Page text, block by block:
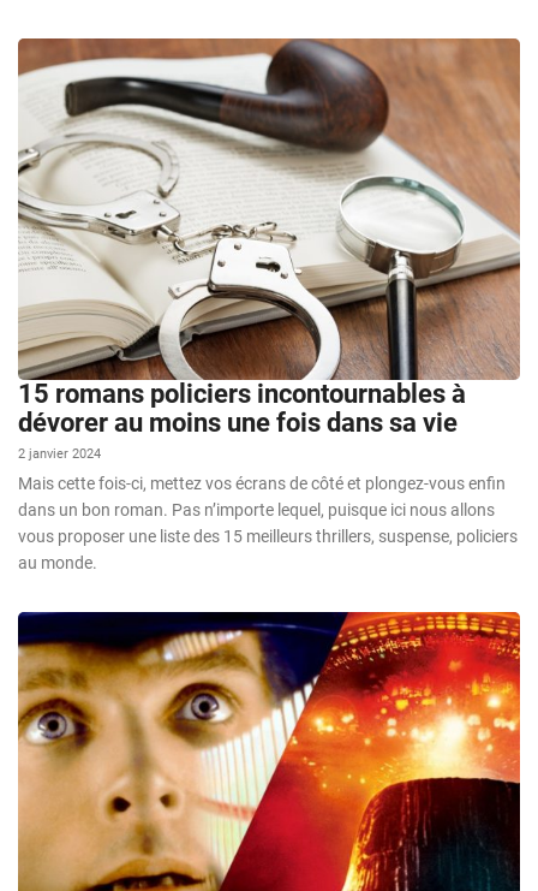
15 romans policiers incontournables à
dévorer au moins une fois dans sa vie
2 janvier 2024
Mais cette fois-ci, mettez vos écrans de côté et plongez-vous enfin
dans un bon roman. Pas n’importe lequel, puisque ici nous allons
vous proposer une liste des 15 meilleurs thrillers, suspense, policiers
au monde.